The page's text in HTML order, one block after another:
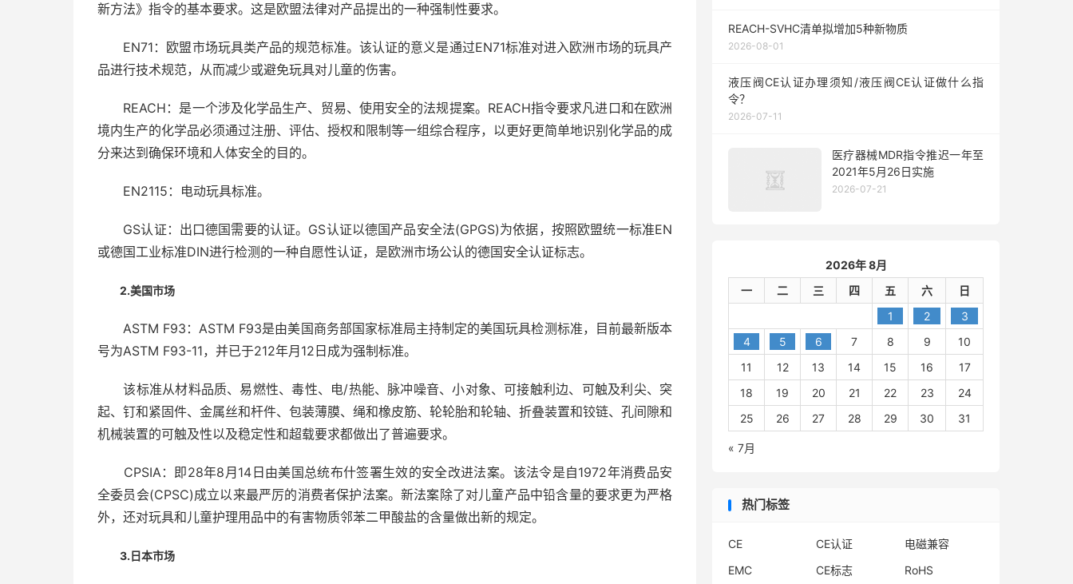
新方法》指令的基本要求。这是欧盟法律对产品提出的一种强制性要求。
EN71：欧盟市场玩具类产品的规范标准。该认证的意义是通过EN71标准对进入欧洲市场的玩具产
品进行技术规范，从而减少或避免玩具对儿童的伤害。
REACH：是一个涉及化学品生产、贸易、使用安全的法规提案。REACH指令要求凡进口和在欧洲
境内生产的化学品必须通过注册、评估、授权和限制等一组综合程序，以更好更简单地识别化学品的成
分来达到确保环境和人体安全的目的。
EN2115：电动玩具标准。
GS认证：出口德国需要的认证。GS认证以德国产品安全法(GPGS)为依据，按照欧盟统一标准EN
或德国工业标准DIN进行检测的一种自愿性认证，是欧洲市场公认的德国安全认证标志。
2.美国市场
ASTM F93：ASTM F93是由美国商务部国家标准局主持制定的美国玩具检测标准，目前最新版本
号为ASTM F93-11，并已于212年月12日成为强制标准。
该标准从材料品质、易燃性、毒性、电/热能、脉冲噪音、小对象、可接触利边、可触及利尖、突
起、钉和紧固件、金属丝和杆件、包装薄膜、绳和橡皮筋、轮轮胎和轮轴、折叠装置和铰链、孔间隙和
机械装置的可触及性以及稳定性和超载要求都做出了普遍要求。
CPSIA：即28年8月14日由美国总统布什签署生效的安全改进法案。该法令是自1972年消费品安
全委员会(CPSC)成立以来最严厉的消费者保护法案。新法案除了对儿童产品中铅含量的要求更为严格
外，还对玩具和儿童护理用品中的有害物质邻苯二甲酸盐的含量做出新的规定。
3.日本市场
REACH-SVHC清单拟增加5种新物质
2026-08-01
液压阀CE认证办理须知/液压阀CE认证做什么指
令？
2026-07-11
医疗器械MDR指令推迟一年至
2021年5月26日实施
2026-07-21
2026年 8月
一
二 三 四 五 六
日
1
2
3
4
5 6 7 8 9
10
11
12 13 14 15 16
17
18
19 20 21 22 23
24
25
26 27 28 29 30 31
« 7月
热门标签
CE CE认证
电磁兼容
EMC
CE标志
RoHS